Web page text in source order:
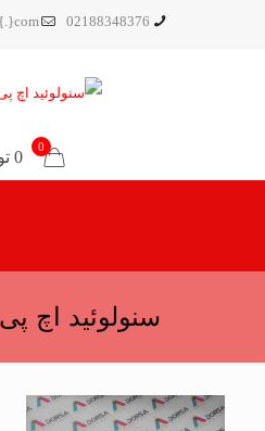
02188348376
0
0 تومان
سنولوئید اچ پی Hp 2055